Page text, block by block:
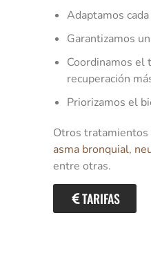
Adaptamos
Garantizamos
Coordinamos el
recuperación
Priorizamos el
Otros tratamientos
asma bronquial,
entre otras.
TARIFAS